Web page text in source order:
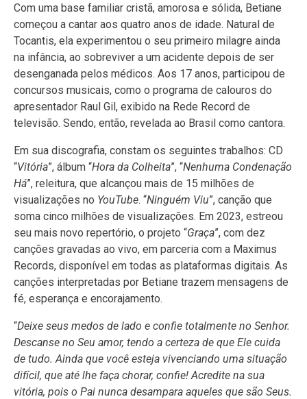
Com uma base familiar cristã, amorosa e sólida, Betiane
começou a cantar aos quatro anos de idade. Natural de
Tocantis, ela experimentou o seu primeiro milagre ainda
na infância, ao sobreviver a um acidente depois de ser
desenganada pelos médicos. Aos 17 anos, participou de
concursos musicais, como o programa de calouros do
apresentador Raul Gil, exibido na Rede Record de
televisão. Sendo, então, revelada ao Brasil como cantora.
Em sua discografia, constam os seguintes trabalhos: CD
“Vitória”, álbum “Hora da Colheita”, “Nenhuma Condenação
Há”, releitura, que alcançou mais de 15 milhões de
visualizações no YouTube. “Ninguém Viu”, canção que
soma cinco milhões de visualizações. Em 2023, estreou
seu mais novo repertório, o projeto “Graça”, com dez
canções gravadas ao vivo, em parceria com a Maximus
Records, disponível em todas as plataformas digitais. As
canções interpretadas por Betiane trazem mensagens de
fé, esperança e encorajamento.
“Deixe seus medos de lado e confie totalmente no Senhor.
Descanse no Seu amor, tendo a certeza de que Ele cuida
de tudo. Ainda que você esteja vivenciando uma situação
difícil, que até lhe faça chorar, confie! Acredite na sua
vitória, pois o Pai nunca desampara aqueles que são Seus.